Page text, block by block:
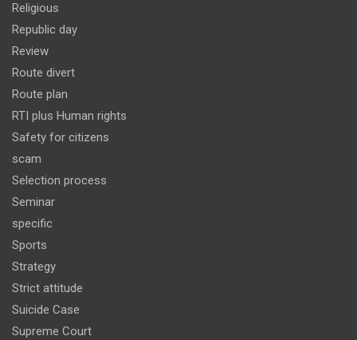
Religious
Republic day
Review
Route divert
Route plan
RTI plus Human rights
Safety for citizens
scam
Selection process
Seminar
specific
Sports
Strategy
Strict attitude
Suicide Case
Supreme Court